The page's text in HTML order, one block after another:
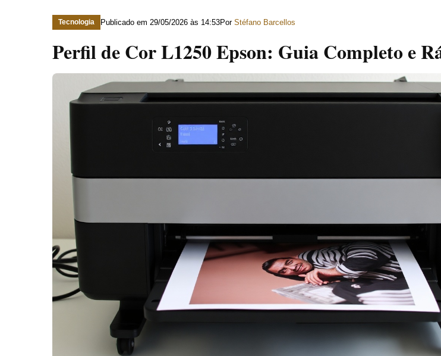
Tecnologia Publicado em 29/05/2026 às 14:53Por Stéfano Barcellos
Perfil de Cor L1250 Epson: Guia Completo e